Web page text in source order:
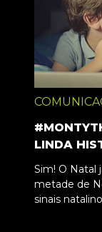
LINDA
Sim! O Natal
metade de
sinais